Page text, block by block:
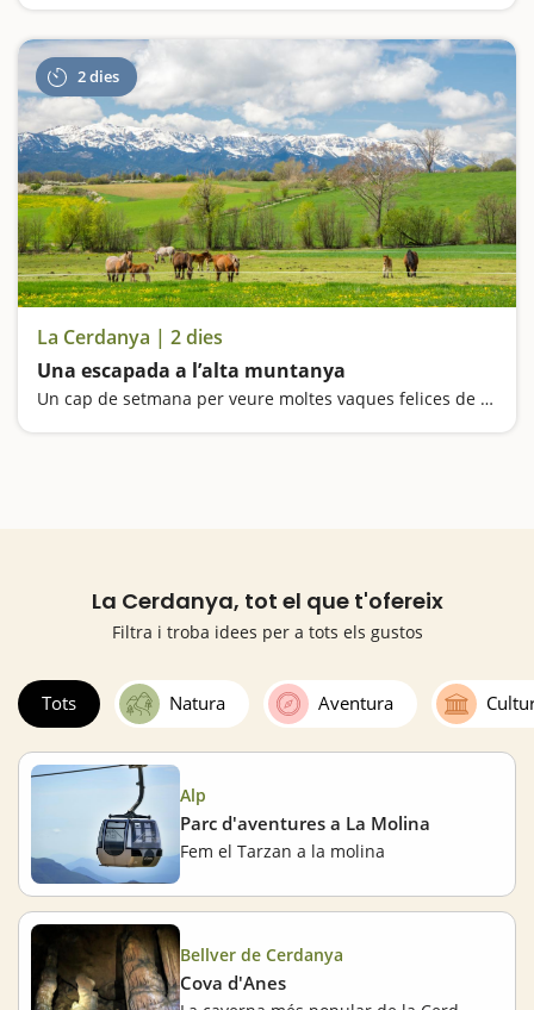
2 dies
La Cerdanya | 2 dies
Una escapada a l’alta muntanya
Un cap de setmana per veure moltes vaques felices de camí cap a Puigcerdà
La Cerdanya, tot el que t'ofereix
Filtra i troba idees per a tots els gustos
Tots Natura Aventura
Alp
Parc d'aventures a La Molina
Fem el Tarzan a la molina
Bellver de Cerdanya
Cova d'Anes